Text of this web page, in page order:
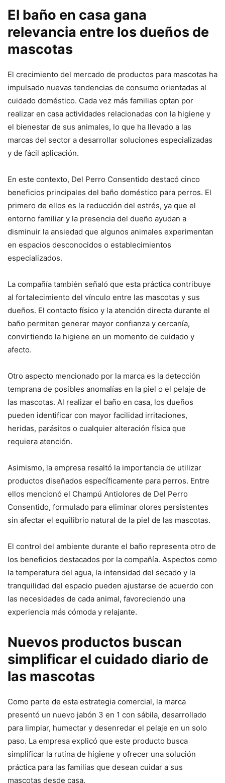
El baño en casa gana
relevancia entre los dueños de
mascotas
El crecimiento del mercado de productos para mascotas ha
impulsado nuevas tendencias de consumo orientadas al
cuidado doméstico. Cada vez más familias optan por
realizar en casa actividades relacionadas con la higiene y
el bienestar de sus animales, lo que ha llevado a las
marcas del sector a desarrollar soluciones especializadas
y de fácil aplicación.
En este contexto, Del Perro Consentido destacó cinco
beneficios principales del baño doméstico para perros. El
primero de ellos es la reducción del estrés, ya que el
entorno familiar y la presencia del dueño ayudan a
disminuir la ansiedad que algunos animales experimentan
en espacios desconocidos o establecimientos
especializados.
La compañía también señaló que esta práctica contribuye
al fortalecimiento del vínculo entre las mascotas y sus
dueños. El contacto físico y la atención directa durante el
baño permiten generar mayor confianza y cercanía,
convirtiendo la higiene en un momento de cuidado y
afecto.
Otro aspecto mencionado por la marca es la detección
temprana de posibles anomalías en la piel o el pelaje de
las mascotas. Al realizar el baño en casa, los dueños
pueden identificar con mayor facilidad irritaciones,
heridas, parásitos o cualquier alteración física que
requiera atención.
Asimismo, la empresa resaltó la importancia de utilizar
productos diseñados específicamente para perros. Entre
ellos mencionó el Champú Antiolores de Del Perro
Consentido, formulado para eliminar olores persistentes
sin afectar el equilibrio natural de la piel de las mascotas.
El control del ambiente durante el baño representa otro de
los beneficios destacados por la compañía. Aspectos como
la temperatura del agua, la intensidad del secado y la
tranquilidad del espacio pueden ajustarse de acuerdo con
las necesidades de cada animal, favoreciendo una
experiencia más cómoda y relajante.
Nuevos productos buscan
simplificar el cuidado diario de
las mascotas
Como parte de esta estrategia comercial, la marca
presentó un nuevo jabón 3 en 1 con sábila, desarrollado
para limpiar, humectar y desenredar el pelaje en un solo
paso. La empresa explicó que este producto busca
simplificar la rutina de higiene y ofrecer una solución
práctica para las familias que desean cuidar a sus
mascotas desde casa.